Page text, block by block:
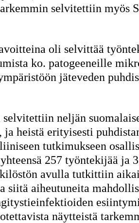
selvitettiin myös
oli selvittää
ko. patogeeneille
jäteveden
selvitettiin neljän
heistä erityisesti
tutkimukseen
257 työntekijää ja
avulla tutkittiin
siitä aiheutuneita
näytteistä